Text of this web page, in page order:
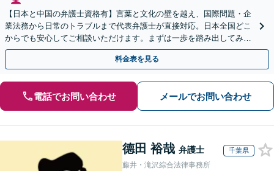
【日本と中国の弁護士資格有】言葉と文化の壁を越え、国際問題・企
業法務から日常のトラブルまで代表弁護士が直接対応。日本全国どこ
からでも安心してご相談いただけます。まずは一歩を踏み出してみま
せんか。【初回相談無料】
料金表を見る
電話でお問い合わせ メールでお問い合わせ
德田 裕哉 弁護士 千葉県
藤井・滝沢綜合法律事務所